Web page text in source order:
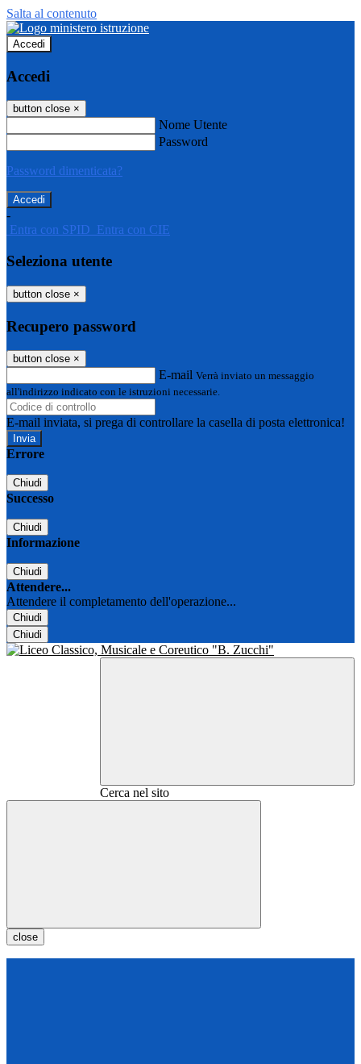
Salta al contenuto
Accedi
Accedi
button close ×
Nome Utente
Password
Password dimenticata?
-
Entra con SPID Entra con CIE
Seleziona utente
button close ×
Recupero password
button close ×
E-mail Verrà inviato un messaggio
all'indirizzo indicato con le istruzioni necessarie.
E-mail inviata, si prega di controllare la casella di posta elettronica!
Errore
Chiudi
Successo
Chiudi
Informazione
Chiudi
Attendere...
Attendere il completamento dell'operazione...
Chiudi
Chiudi
Cerca nel sito
close